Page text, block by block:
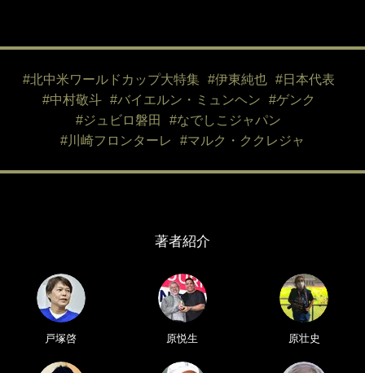
#北中米ワールドカップ大特集 #伊東純也
#日本代表
#中村敬斗
#バイエルン・ミュンヘン
#ゲンク
#ジュビロ磐田
#なでしこジャパン
#川崎フロンターレ
#マルク・ククレジャ
著者紹介
戸塚啓 原悦生 原壮史